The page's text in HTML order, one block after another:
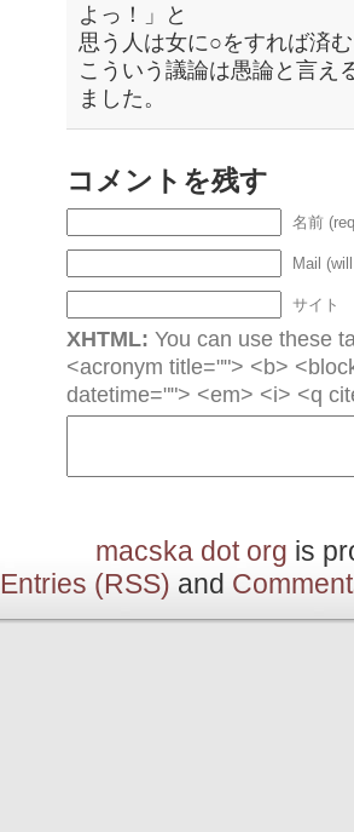
よっ！」と
思う人は女に○をすれば済
こういう議論は愚論と言え
ました。
コメントを残す
名前
Mail
サイト
XHTML: You can use these
<acronym title=""> <b>
datetime=""> <em> <i> <q
macska dot org is
Entries (RSS) and